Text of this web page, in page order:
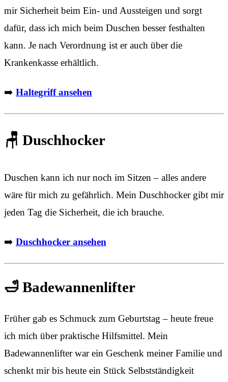
mir Sicherheit beim Ein- und Aussteigen und sorgt
dafür, dass ich mich beim Duschen besser festhalten
kann. Je nach Verordnung ist er auch über die
Krankenkasse erhältlich.
➡️ Haltegriff ansehen
🪑 Duschhocker
Duschen kann ich nur noch im Sitzen – alles andere
wäre für mich zu gefährlich. Mein Duschhocker gibt mir
jeden Tag die Sicherheit, die ich brauche.
➡️ Duschhocker ansehen
🛁 Badewannenlifter
Früher gab es Schmuck zum Geburtstag – heute freue
ich mich über praktische Hilfsmittel. Mein
Badewannenlifter war ein Geschenk meiner Familie und
schenkt mir bis heute ein Stück Selbstständigkeit